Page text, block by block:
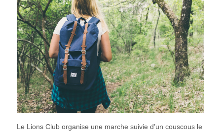
Le Lions Club organise une marche suivie d’un couscous le